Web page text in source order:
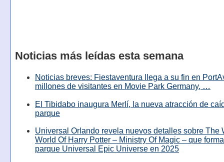
Noticias más leídas esta semana
Noticias breves: Fiestaventura llega a su fin en
millones de visitantes en Movie Park Germany, …
El Tibidabo inaugura Merlí, la nueva atracción de
parque
Universal Orlando revela nuevos detalles sobre The
World Of Harry Potter – Ministry Of Magic – que
parque Universal Epic Universe en 2025